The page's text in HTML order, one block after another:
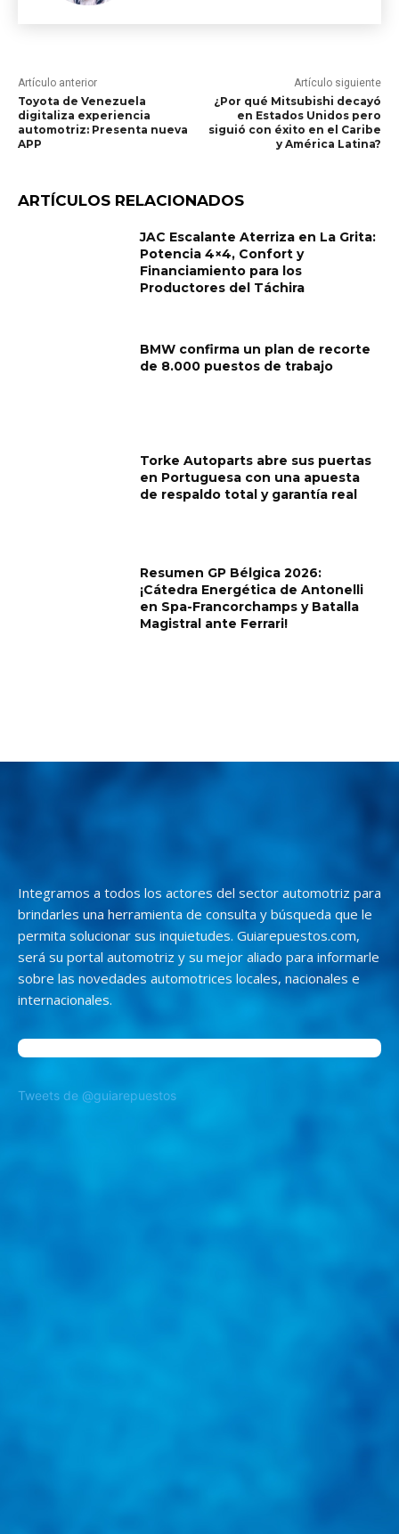
Artículo anterior
Toyota de Venezuela
digitaliza experiencia
automotriz: Presenta nueva
APP
Artículo siguiente
¿Por qué Mitsubishi decayó
en Estados Unidos pero
siguió con éxito en el Caribe
y América Latina?
ARTÍCULOS RELACIONADOS
JAC Escalante Aterriza en La Grita:
Potencia 4×4, Confort y
Financiamiento para los
Productores del Táchira
BMW confirma un plan de recorte
de 8.000 puestos de trabajo
Torke Autoparts abre sus puertas
en Portuguesa con una apuesta
de respaldo total y garantía real
Resumen GP Bélgica 2026:
¡Cátedra Energética de Antonelli
en Spa-Francorchamps y Batalla
Magistral ante Ferrari!
Integramos a todos los actores del sector automotriz para
brindarles una herramienta de consulta y búsqueda que le
permita solucionar sus inquietudes. Guiarepuestos.com,
será su portal automotriz y su mejor aliado para informarle
sobre las novedades automotrices locales, nacionales e
internacionales.
Tweets de @guiarepuestos